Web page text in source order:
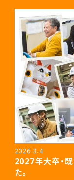
2026.3.4
2027年大卒・
た。